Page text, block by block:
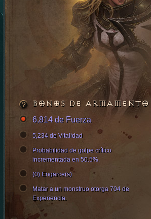
BONOS DE ARMAMENTO
6,814 de Fuerza
5,234 de Vitalidad
Probabilidad de golpe crítico
incrementada en 50.5%.
(0) Engarce(s)
Matar a un monstruo otorga 704 de
Experiencia.